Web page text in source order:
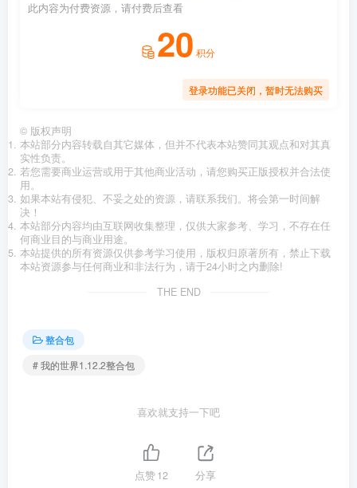
此内容为付费资源，请付费后查看
20 积分
登录功能已关闭，暂时无法购买
© 版权声明
本站部分内容转载自其它媒体，但并不代表本站赞同其观点和对其真
实性负责。
若您需要商业运营或用于其他商业活动，请您购买正版授权并合法使
用。
如果本站有侵犯、不妥之处的资源，请联系我们。将会第一时间解
决！
本站部分内容均由互联网收集整理，仅供大家参考、学习，不存在任
何商业目的与商业用途。
本站提供的所有资源仅供参考学习使用，版权归原著所有，禁止下载
本站资源参与任何商业和非法行为，请于24小时之内删除!
THE END
整合包
# 我的世界1.12.2整合包
喜欢就支持一下吧
点赞12 分享